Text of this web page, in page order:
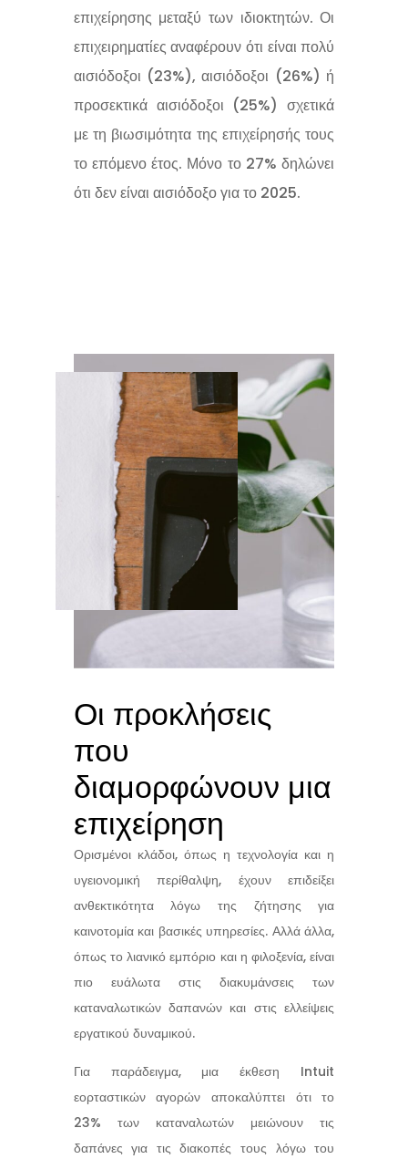
επιχείρησης μεταξύ των ιδιοκτητών. Οι
επιχειρηματίες αναφέρουν ότι είναι πολύ
αισιόδοξοι (23%), αισιόδοξοι (26%) ή
προσεκτικά αισιόδοξοι (25%) σχετικά
με τη βιωσιμότητα της επιχείρησής τους
το επόμενο έτος. Μόνο το 27% δηλώνει
ότι δεν είναι αισιόδοξο για το 2025.
Οι προκλήσεις
που
διαμορφώνουν μια
επιχείρηση
Ορισμένοι κλάδοι, όπως η τεχνολογία και η
υγειονομική περίθαλψη, έχουν επιδείξει
ανθεκτικότητα λόγω της ζήτησης για
καινοτομία και βασικές υπηρεσίες. Αλλά άλλα,
όπως το λιανικό εμπόριο και η φιλοξενία, είναι
πιο ευάλωτα στις διακυμάνσεις των
καταναλωτικών δαπανών και στις ελλείψεις
εργατικού δυναμικού.
Για παράδειγμα, μια έκθεση Intuit
εορταστικών αγορών αποκαλύπτει ότι το
23% των καταναλωτών μειώνουν τις
δαπάνες για τις διακοπές τους λόγω του